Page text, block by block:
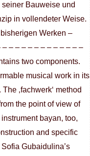
Bauweise und
in vollendeter Weise.
Werken –
– – – – – – – – – – – –
two components.
musical work in its
‚fachwerk‘ method
the point of view of
bayan, too,
and specific
Gubaidulina’s